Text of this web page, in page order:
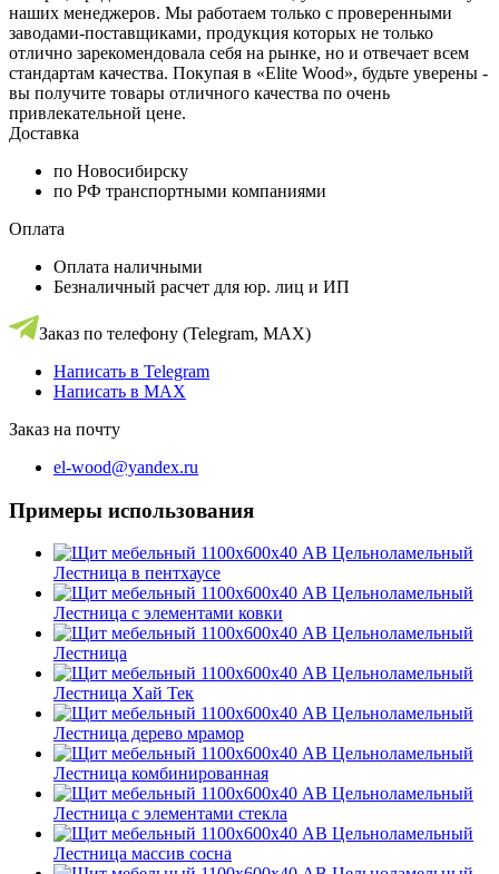
наших менеджеров. Мы работаем только с проверенными
заводами-поставщиками, продукция которых не только
отлично зарекомендовала себя на рынке, но и отвечает всем
стандартам качества. Покупая в «Elite Wood», будьте уверены -
вы получите товары отличного качества по очень
привлекательной цене.
Доставка
по Новосибирску
по РФ транспортными компаниями
Оплата
Оплата наличными
Безналичный расчет для юр. лиц и ИП
Заказ по телефону (Telegram, MAX)
Написать в Telegram
Написать в MAX
Заказ на почту
el-wood@yandex.ru
Примеры использования
Лестница в пентхаусе
Лестница с элементами ковки
Лестница
Лестница Хай Тек
Лестница дерево мрамор
Лестница комбинированная
Лестница с элементами стекла
Лестница массив сосна